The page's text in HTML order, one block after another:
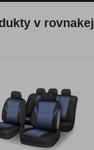
v rovnakej